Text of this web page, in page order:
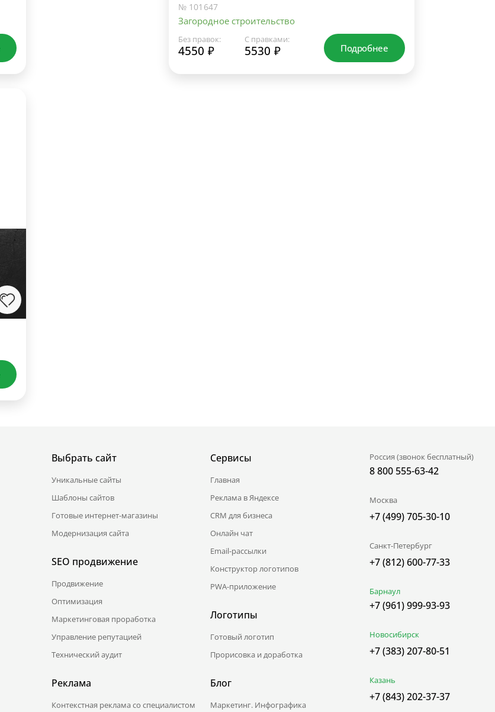
№ 101647
Загородное строительство
Без правок:
4550 ₽
С правками:
5530 ₽ Подробнее
Выбрать сайт
Уникальные сайты
Шаблоны сайтов
Готовые интернет-магазины
Модернизация сайта
SEO продвижение
Продвижение
Оптимизация
Маркетинговая проработка
Управление репутацией
Технический аудит
Реклама
Контекстная реклама со специалистом
Сервисы
Главная
Реклама в Яндексе
CRM для бизнеса
Онлайн чат
Email-рассылки
Конструктор логотипов
PWA-приложение
Логотипы
Готовый логотип
Прорисовка и доработка
Блог
Маркетинг. Инфографика
Россия (звонок бесплатный)
8 800 555-63-42
Москва
+7 (499) 705-30-10
Санкт-Петербург
+7 (812) 600-77-33
Барнаул
+7 (961) 999-93-93
Новосибирск
+7 (383) 207-80-51
Казань
+7 (843) 202-37-37